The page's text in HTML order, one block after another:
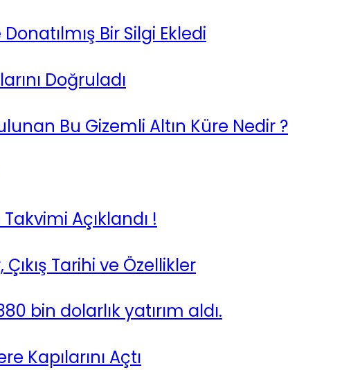
Bir Silgi Ekledi
Doğruladı
Bu Gizemli Altın Küre Nedir ?
Açıklandı !
Tarihi ve Özellikler
bin dolarlık yatırım aldı.
Kapılarını Açtı